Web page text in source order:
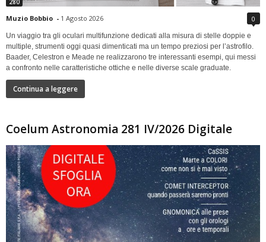
280
Muzio Bobbio - 1 Agosto 2026 0
Un viaggio tra gli oculari multifunzione dedicati alla misura di stelle doppie e
multiple, strumenti oggi quasi dimenticati ma un tempo preziosi per l’astrofilo.
Baader, Celestron e Meade ne realizzarono tre interessanti esempi, qui messi
a confronto nelle caratteristiche ottiche e nelle diverse scale graduate.
Continua a leggere
Coelum Astronomia 281 IV/2026 Digitale